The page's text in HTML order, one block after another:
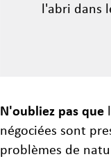
l'abri dans
N'oubliez pas que
négociées sont
problèmes de